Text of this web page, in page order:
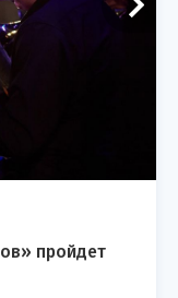
пройдет